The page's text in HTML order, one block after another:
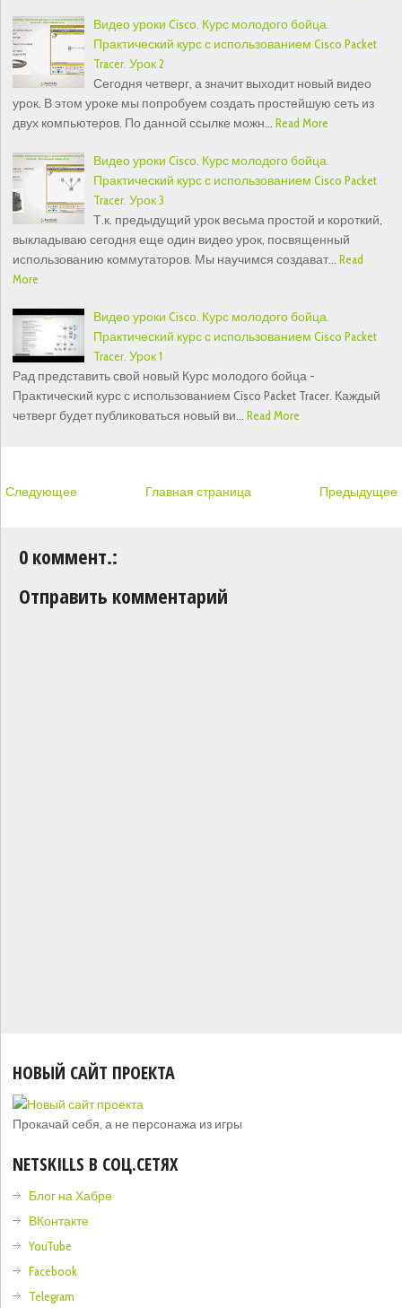
Видео уроки Cisco. Курс молодого бойца.
Практический курс с использованием Cisco Packet
Tracer. Урок 2
Сегодня четверг, а значит выходит новый видео
урок. В этом уроке мы попробуем создать простейшую сеть из
двух компьютеров. По данной ссылке можн… Read More
Видео уроки Cisco. Курс молодого бойца.
Практический курс с использованием Cisco Packet
Tracer. Урок 3
Т.к. предыдущий урок весьма простой и короткий,
выкладываю сегодня еще один видео урок, посвященный
использованию коммутаторов. Мы научимся создават… Read
More
Видео уроки Cisco. Курс молодого бойца.
Практический курс с использованием Cisco Packet
Tracer. Урок 1
Рад представить свой новый Курс молодого бойца -
Практический курс с использованием Cisco Packet Tracer. Каждый
четверг будет публиковаться новый ви… Read More
Следующее Предыдущее
Главная страница
0 коммент.:
Отправить комментарий
НОВЫЙ САЙТ ПРОЕКТА
Прокачай себя, а не персонажа из игры
NETSKILLS В СОЦ.СЕТЯХ
Блог на Хабре
ВКонтакте
YouTube
Facebook
Telegram